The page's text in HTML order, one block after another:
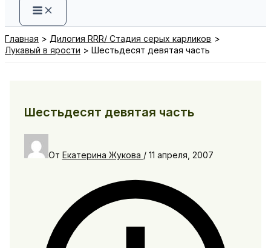
Главная
Дилогия RRR/ Стадия серых карликов
Лукавый в ярости
Шестьдесят девятая часть
Шестьдесят девятая часть
От Екатерина Жукова / 11 апреля, 2007